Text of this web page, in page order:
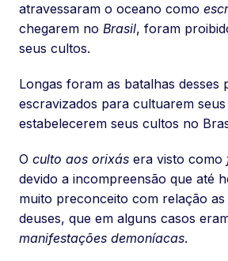
atravessaram o oceano como
chegarem no Brasil, foram
seus cultos.
Longas foram as batalhas desses
escravizados para cultuarem seus
estabelecerem seus cultos no
O culto aos orixás era visto como
devido a incompreensão que até
muito preconceito com relação as
deuses, que em alguns casos
manifestações demoníacas.